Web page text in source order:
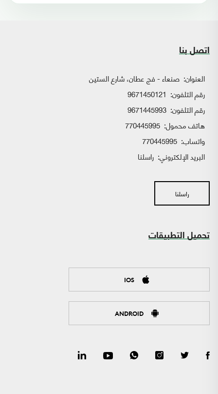
اتصل بنا
العنوان: صنعاء - فج عطان، شارع الستين
رقم التلفون: 9671450121
رقم التلفون: 9671445993
هاتف محمول: 770445995
واتساب:
البريد الإلكتروني: راسلنا
راسلنا
تحميل التطبيقات
IOS
ANDROID